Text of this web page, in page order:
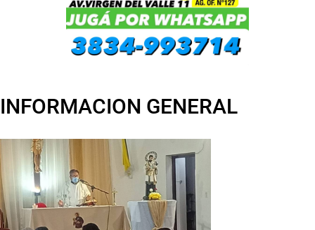
INFORMACION GENERAL